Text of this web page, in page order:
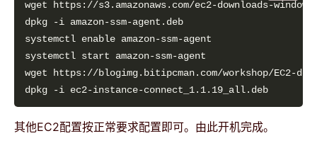
其他EC2配置按正常要求配置即可。由此开机完成。